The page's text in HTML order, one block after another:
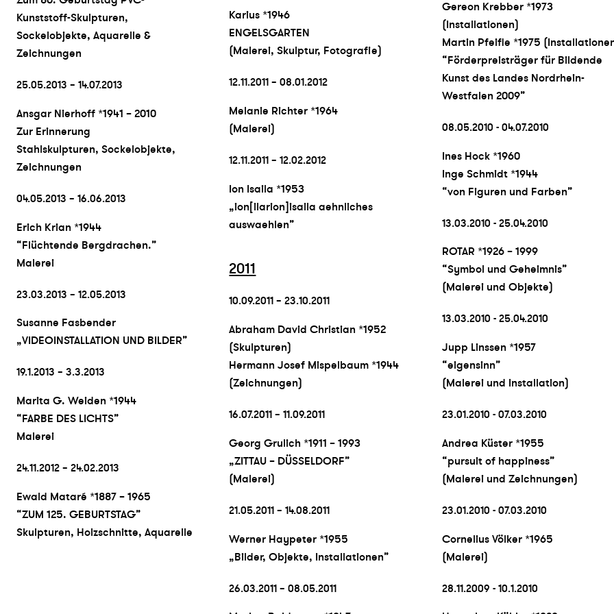
Kunststoff-Skulpturen,
Sockelobjekte, Aquarelle &
Zeichnungen
25.05.2013 – 14.07.2013
Ansgar Nierhoff *1941 – 2010
Zur Erinnerung
Stahlskulpturen, Sockelobjekte,
Zeichnungen
04.05.2013 – 16.06.2013
Erich Krian *1944
“Flüchtende Bergdrachen.”
Malerei
23.03.2013 – 12.05.2013
Susanne Fasbender
„VIDEOINSTALLATION UND BILDER”
19.1.2013 – 3.3.2013
Marita G. Weiden *1944
“FARBE DES LICHTS”
Malerei
24.11.2012 – 24.02.2013
Ewald Mataré *1887 – 1965
“ZUM 125. GEBURTSTAG”
Skulpturen, Holzschnitte, Aquarelle
Karius *1946
ENGELSGARTEN
(Malerei, Skulptur, Fotografie)
12.11.2011 – 08.01.2012
Melanie Richter *1964
(Malerei)
12.11.2011 – 12.02.2012
Ion Isaila *1953
„ion[ilarion]isaila aehnliches
auswaehlen”
2011
10.09.2011 – 23.10.2011
Abraham David Christian *1952
(Skulpturen)
Hermann Josef Mispelbaum *1944
(Zeichnungen)
16.07.2011 – 11.09.2011
Georg Grulich *1911 – 1993
„ZITTAU – DÜSSELDORF”
(Malerei)
21.05.2011 – 14.08.2011
Werner Haypeter *1955
„Bilder, Objekte, Installationen”
26.03.2011 – 08.05.2011
Gereon Krebber *1973
(Installationen)
Martin Pfeifle *1975
“Förderpreisträger für Bildende
Kunst des Landes Nordrhein-
Westfalen 2009”
08.05.2010 - 04.07.2010
Ines Hock *1960
Inge Schmidt *1944
“von Figuren und Farben”
13.03.2010 - 25.04.2010
ROTAR *1926 – 1999
“Symbol und Geheimnis”
(Malerei und Objekte)
13.03.2010 - 25.04.2010
Jupp Linssen *1957
“eigensinn”
(Malerei und Installation)
23.01.2010 - 07.03.2010
Andrea Küster *1955
“pursuit of happiness”
(Malerei und Zeichnungen)
23.01.2010 - 07.03.2010
Cornelius Völker *1965
(Malerei)
28.11.2009 - 10.1.2010